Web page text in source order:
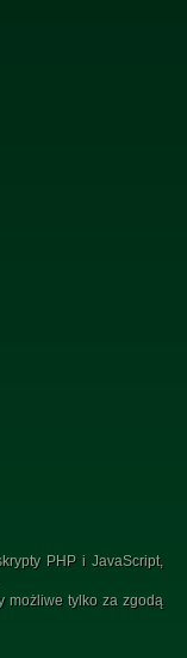
PHP i JavaScript,
możliwe tylko za zgodą